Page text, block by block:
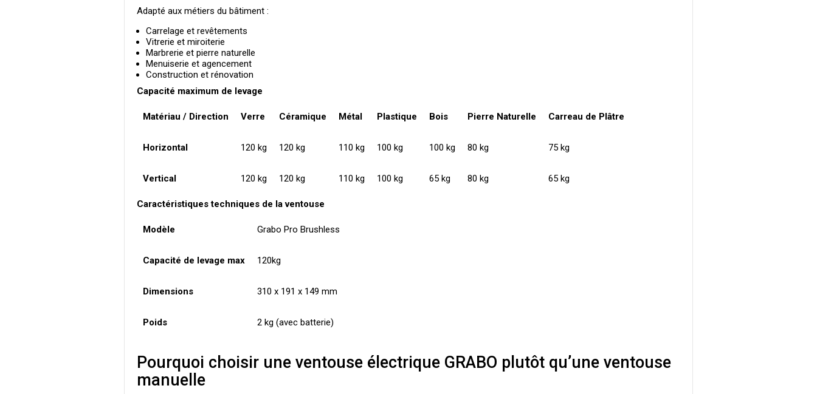
Adapté aux métiers du bâtiment :
Carrelage et revêtements
Vitrerie et miroiterie
Marbrerie et pierre naturelle
Menuiserie et agencement
Construction et rénovation
Capacité maximum de levage
Matériau / Direction Verre Céramique Métal Plastique Bois Pierre Naturelle Carreau de Plâtre
Horizontal 120 kg 120 kg 110 kg 100 kg 100 kg 80 kg 75 kg
Vertical 120 kg 120 kg 110 kg 100 kg 65 kg 80 kg 65 kg
Caractéristiques techniques de la ventouse
Modèle Grabo Pro Brushless
Capacité de levage max 120kg
Dimensions 310 x 191 x 149 mm
Poids 2 kg (avec batterie)
Pourquoi choisir une ventouse électrique GRABO plutôt qu’une ventouse
manuelle